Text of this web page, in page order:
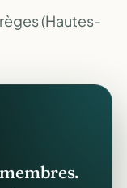
(Hautes-